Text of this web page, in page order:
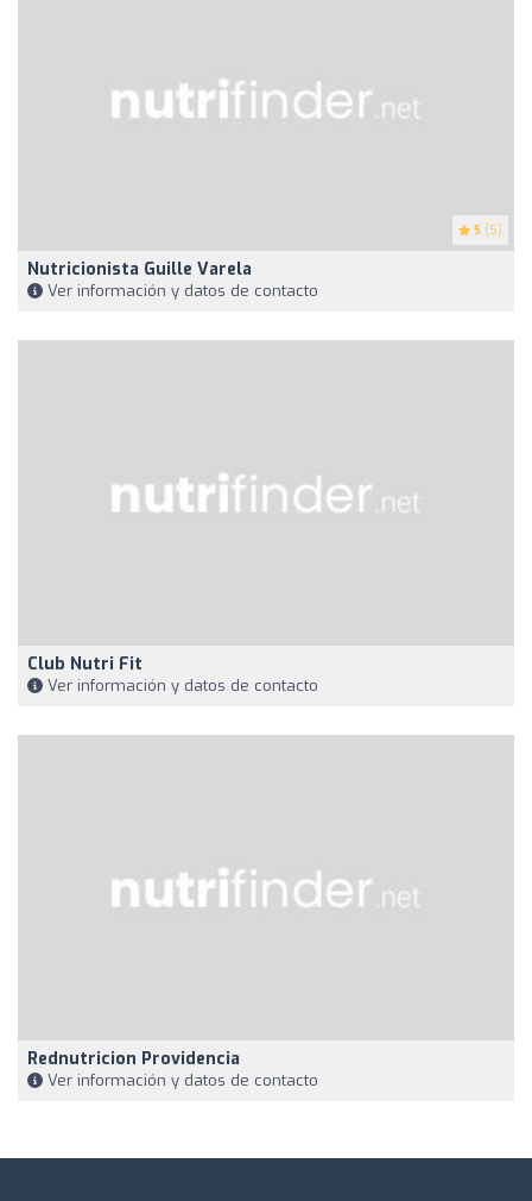
5 (5)
Nutricionista Guille Varela
Ver información y datos de contacto
Club Nutri Fit
Ver información y datos de contacto
Rednutricion Providencia
Ver información y datos de contacto